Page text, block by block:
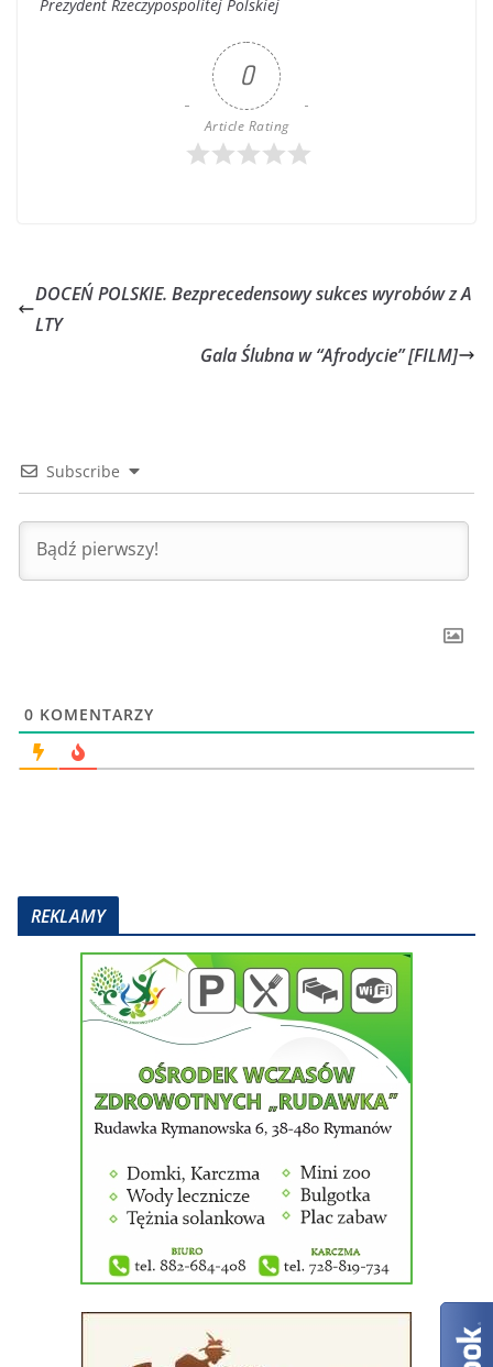
Prezydent Rzeczypospolitej Polskiej
0
Article Rating
DOCEŃ POLSKIE. Bezprecedensowy sukces wyrobów z A
LTY
Gala Ślubna w “Afrodycie” [FILM]
Subscribe
0 KOMENTARZY
REKLAMY